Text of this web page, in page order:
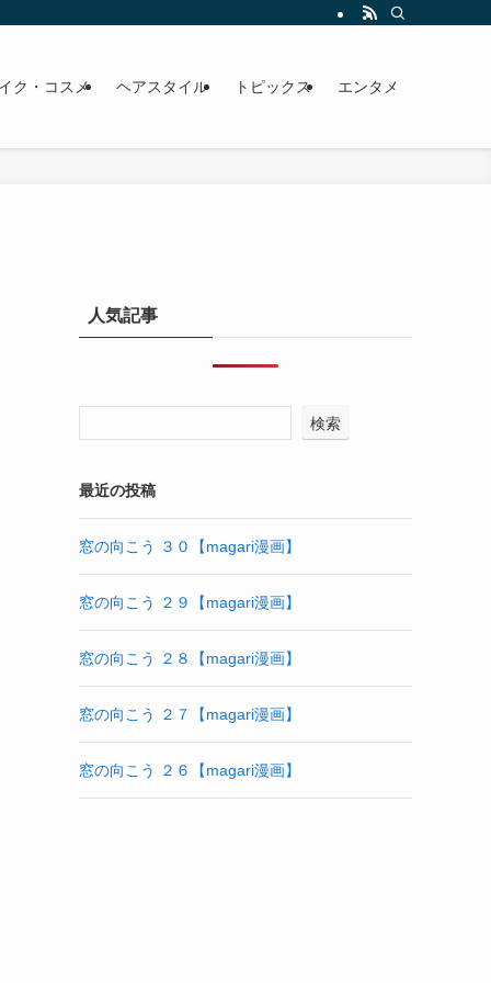
ク・コスメ ヘアスタイル トピックス エンタメ
人気記事
検索
最近の投稿
窓の向こう ３０【magari漫画】
窓の向こう ２９【magari漫画】
窓の向こう ２８【magari漫画】
窓の向こう ２７【magari漫画】
窓の向こう ２６【magari漫画】